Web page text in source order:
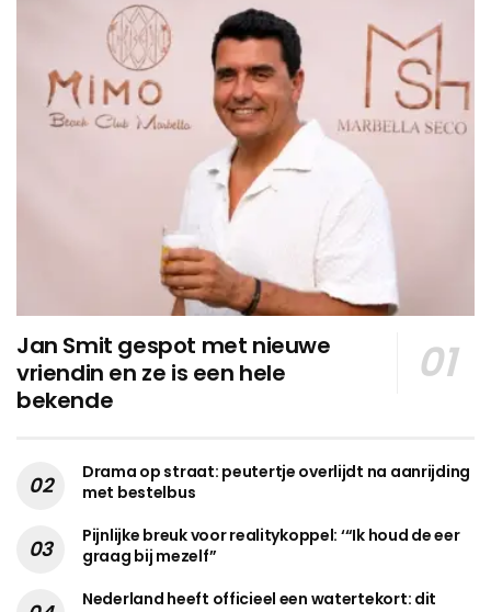
Jan Smit gespot met nieuwe
vriendin en ze is een hele
bekende
Drama op straat: peutertje overlijdt na aanrijding
met bestelbus
Pijnlijke breuk voor realitykoppel: ‘“Ik houd de eer
graag bij mezelf”
Nederland heeft officieel een watertekort: dit